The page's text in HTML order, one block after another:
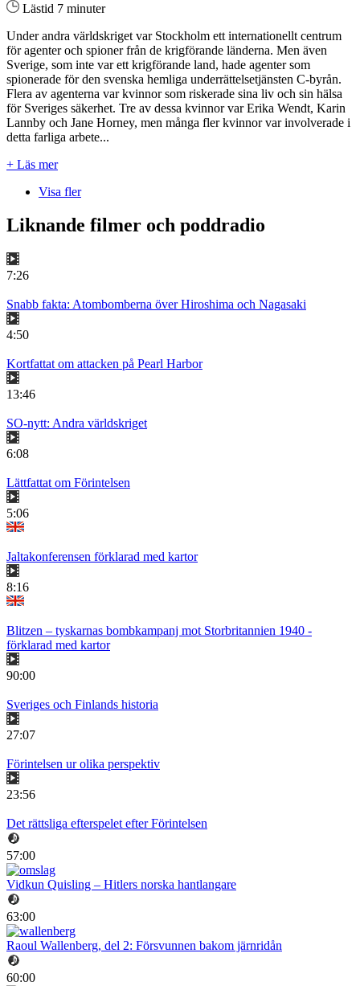
Lästid 7 minuter
Under andra världskriget var Stockholm ett internationellt centrum
för agenter och spioner från de krigförande länderna. Men även
Sverige, som inte var ett krigförande land, hade agenter som
spionerade för den svenska hemliga underrättelsetjänsten C-byrån.
Flera av agenterna var kvinnor som riskerade sina liv och sin hälsa
för Sveriges säkerhet. Tre av dessa kvinnor var Erika Wendt, Karin
Lannby och Jane Horney, men många fler kvinnor var involverade i
detta farliga arbete...
+ Läs mer
Visa fler
Liknande filmer och poddradio
7:26
Snabb fakta: Atombomberna över Hiroshima och Nagasaki
4:50
Kortfattat om attacken på Pearl Harbor
13:46
SO-nytt: Andra världskriget
6:08
Lättfattat om Förintelsen
5:06
Jaltakonferensen förklarad med kartor
8:16
Blitzen – tyskarnas bombkampanj mot Storbritannien 1940 -
förklarad med kartor
90:00
Sveriges och Finlands historia
27:07
Förintelsen ur olika perspektiv
23:56
Det rättsliga efterspelet efter Förintelsen
57:00
Vidkun Quisling – Hitlers norska hantlangare
63:00
Raoul Wallenberg, del 2: Försvunnen bakom järnridån
60:00